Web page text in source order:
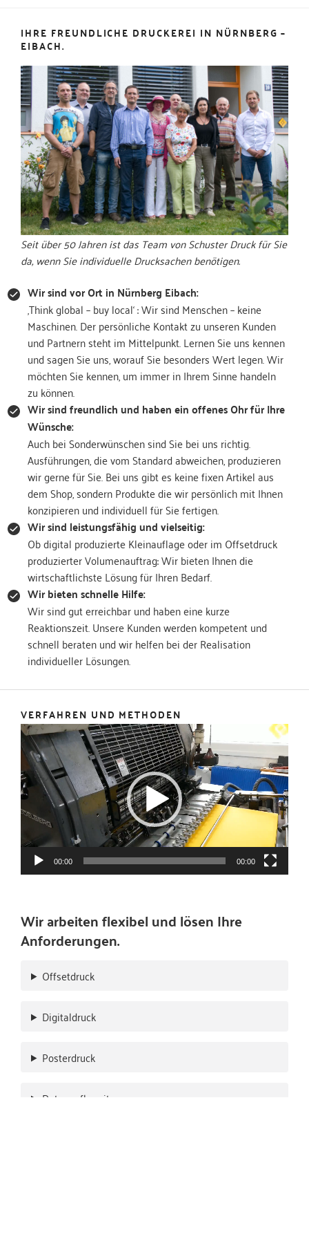
IHRE FREUNDLICHE DRUCKEREI IN NÜRNBERG –
EIBACH.
Seit über 50 Jahren ist das Team von Schuster Druck für Sie
da, wenn Sie individuelle Drucksachen benötigen.
Wir sind vor Ort in Nürnberg Eibach:
‚Think global – buy local‘ : Wir sind Menschen – keine
Maschinen. Der persönliche Kontakt zu unseren Kunden
und Partnern steht im Mittelpunkt. Lernen Sie uns kennen
und sagen Sie uns, worauf Sie besonders Wert legen. Wir
möchten Sie kennen, um immer in Ihrem Sinne handeln
zu können.
Wir sind freundlich und haben ein offenes Ohr für Ihre
Wünsche:
Auch bei Sonderwünschen sind Sie bei uns richtig.
Ausführungen, die vom Standard abweichen, produzieren
wir gerne für Sie. Bei uns gibt es keine fixen Artikel aus
dem Shop, sondern Produkte die wir persönlich mit Ihnen
konzipieren und individuell für Sie fertigen.
Wir sind leistungsfähig und vielseitig:
Ob digital produzierte Kleinauflage oder im Offsetdruck
produzierter Volumenauftrag: Wir bieten Ihnen die
wirtschaftlichste Lösung für Ihren Bedarf.
Wir bieten schnelle Hilfe:
Wir sind gut erreichbar und haben eine kurze
Reaktionszeit. Unsere Kunden werden kompetent und
schnell beraten und wir helfen bei der Realisation
individueller Lösungen.
VERFAHREN UND METHODEN
Video-
Player
00:00 00:00
Wir arbeiten flexibel und lösen Ihre
Anforderungen.
Offsetdruck
Digitaldruck
Posterdruck
Datenaufbereitung